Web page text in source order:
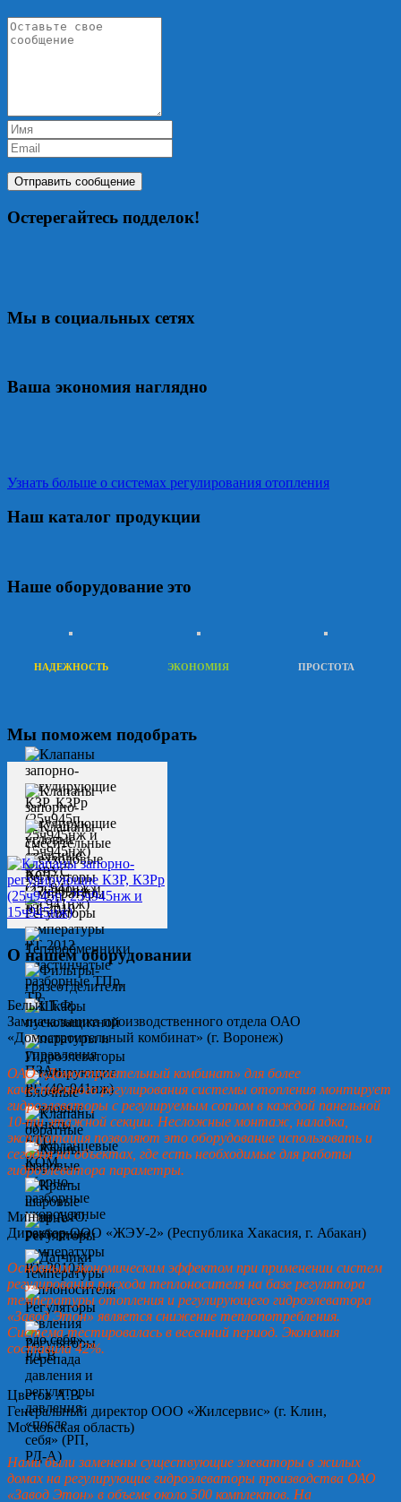
Остерегайтесь подделок!
Мы в социальных сетях
Ваша экономия наглядно
Узнать больше о системах регулирования отопления
Наш каталог продукции
Наше оборудование это
НАДЕЖНОСТЬ ЭКОНОМИЯ ПРОСТОТА
Мы поможем подобрать
О нашем оборудовании
Белых Т.Ф.
Замначальника производственного отдела ОАО
«Домостроительный комбинат» (г. Воронеж)
ОАО «Домостроительный комбинат» для более
качественного регулирования системы отопления монтирует
гидроэлеваторы с регулируемым соплом в каждой панельной
10-ти этажной секции. Несложные монтаж, наладка,
эксплуатация позволяют это оборудование использовать и
сегодня на объектах, где есть необходимые для работы
гидроэлеватора параметры.
Минин А.Ю.
Директор ООО «ЖЭУ-2» (Республика Хакасия, г. Абакан)
Основным экономическим эффектом при применении систем
регулирования расхода теплоносителя на базе регулятора
температуры отопления и регулирующего гидроэлеватора
«Завод Этон» является снижение теплопотребления.
Система тестировалась в весенний период. Экономия
составила 42%.
Цветов А.В.
Генеральный директор ООО «Жилсервис» (г. Клин,
Московская область)
Нами были заменены существующие элеваторы в жилых
домах на регулирующие гидроэлеваторы производства ОАО
«Завод Этон» в объеме около 500 комплектов. На